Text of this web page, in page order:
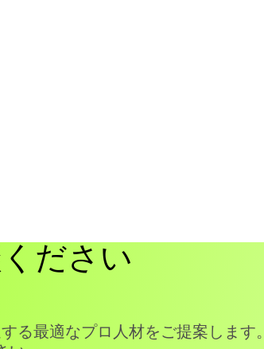
ださい
る最適なプロ人材をご提案します。